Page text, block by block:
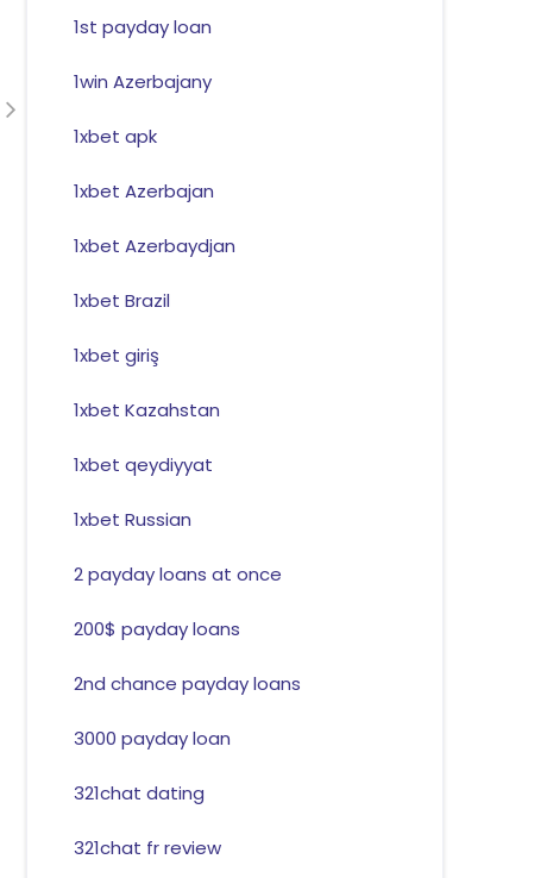
1st payday loan
1win Azerbajany
1xbet apk
1xbet Azerbajan
1xbet Azerbaydjan
1xbet Brazil
1xbet giriş
1xbet Kazahstan
1xbet qeydiyyat
1xbet Russian
2 payday loans at once
200$ payday loans
2nd chance payday loans
3000 payday loan
321chat dating
321chat fr review